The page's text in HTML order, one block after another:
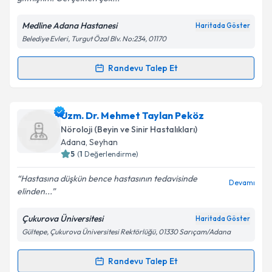
Kişisel verilerimin işlenmesine ilişkin
Metni'ni okudum ve kişisel verilerimin belirtilen
kapsamda işlenmesini kabul ediyorum.
Medline Adana Hastanesi Haritada Göster
Belediye Evleri, Turgut Özal Blv. No:234, 01170
Randevu Talep Et
Randevu Takvimi Talebi
Klinik Psikolog Fulda Koyuniçin randevu takvimi
talebi oluşturun. Size bu uzmandan randevu almanız
için bir takvim hazırlandığında e-posta ile
bilgilendireceğiz.
E-posta Adresiniz
Kişisel verilerimin işlenmesine ilişkinAydınlatma
Metni'ni okudum ve kişisel verilerimin belirtilen
kapsamda işlenmesini kabul ediyorum.
Uzm. Dr. Mehmet Taylan Peköz
Nöroloji (Beyin ve Sinir Hastalıkları)
Adana, Seyhan
5 (1 Değerlendirme)
Hastasına düşkün bence hastasının tedavisinde
elinden...
Devamı
Çukurova Üniversitesi Haritada Göster
Gültepe, Çukurova Üniversitesi Rektörlüğü, 01330 Sarıçam/Adana
Randevu Talep Et
Randevu Takvimi Talebi